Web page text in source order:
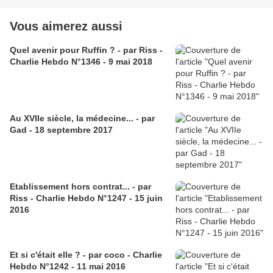
Vous aimerez aussi
Quel avenir pour Ruffin ? - par Riss -
Charlie Hebdo N°1346 - 9 mai 2018
Au XVIIe siècle, la médecine... - par
Gad - 18 septembre 2017
Etablissement hors contrat... - par
Riss - Charlie Hebdo N°1247 - 15 juin
2016
Et si c'était elle ? - par coco - Charlie
Hebdo N°1242 - 11 mai 2016